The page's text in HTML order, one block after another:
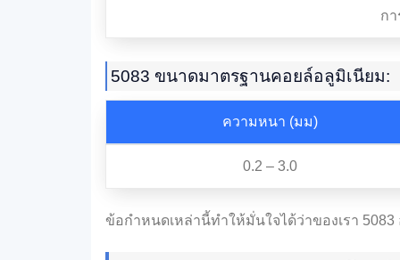
ก
5083 ขนาดมาตรฐานคอยล์อลูมิเนียม:
ความหนา (มม)
0.2 – 3.0
ข้อกำหนดเหล่านี้ทำให้มั่นใจได้ว่าของเรา